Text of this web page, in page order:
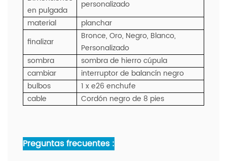
en pulgada
personalizado
material
planchar
finalizar
Bronce, Oro, Negro, Blanco,
Personalizado
sombra
sombra de hierro cúpula
cambiar
interruptor de balancín negro
bulbos
1 x e26 enchufe
cable
Cordón negro de 8 pies
Preguntas frecuentes :